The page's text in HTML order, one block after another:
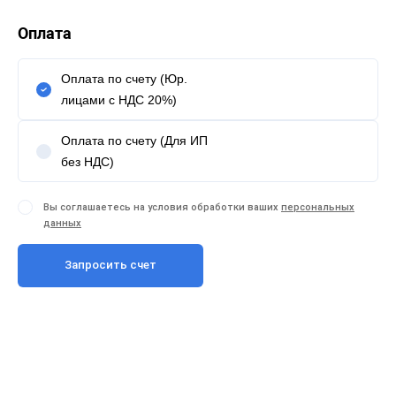
Оплата
Оплата по счету (Юр.
лицами с НДС 20%)
Оплата по счету (Для ИП
без НДС)
Вы соглашаетесь на условия обработки ваших персональных
данных